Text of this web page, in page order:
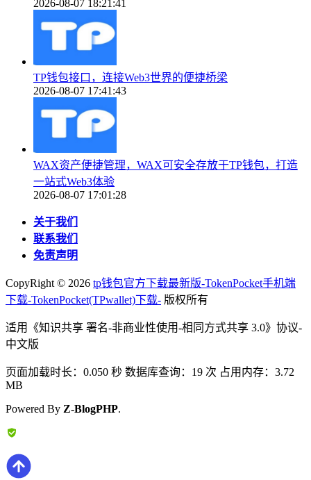
2026-08-07 18:21:41
TP钱包接口，连接Web3世界的便捷桥梁
2026-08-07 17:41:43
WAX资产便捷管理，WAX可安全存放于TP钱包，打造
一站式Web3体验
2026-08-07 17:01:28
关于我们
联系我们
免责声明
CopyRight © 2026 tp钱包官方下载最新版-TokenPocket手机端
下载-TokenPocket(TPwallet)下载- 版权所有
适用《知识共享 署名-非商业性使用-相同方式共享 3.0》协议-
中文版
页面加载时长：0.050 秒 数据库查询：19 次 占用内存：3.72
MB
Powered By Z-BlogPHP.